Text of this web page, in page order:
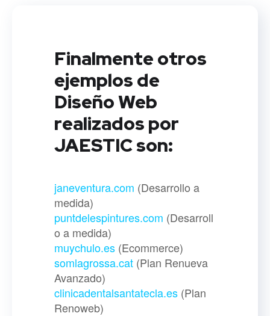
Finalmente otros
ejemplos de
Diseño Web
realizados por
JAESTIC son:
janeventura.com (Desarrollo a
medida)
puntdelespintures.com (Desarroll
o a medida)
muychulo.es (Ecommerce)
somlagrossa.cat (Plan Renueva
Avanzado)
clinicadentalsantatecla.es (Plan
Renoweb)